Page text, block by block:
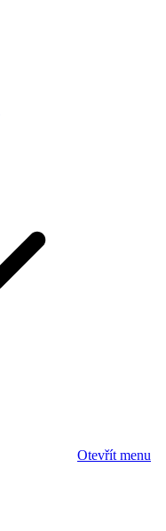
Otevřít menu